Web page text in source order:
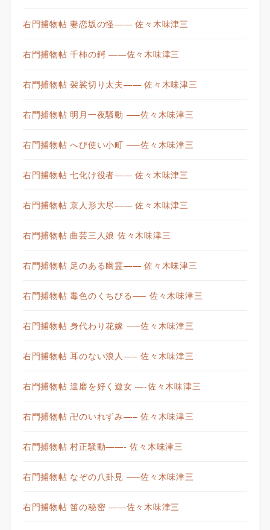
右門捕物帖 妻恋坂の怪—— 佐々木味津三
右門捕物帖 千柿の鍔 ——佐々木味津三
右門捕物帖 袈裟切り太夫—— 佐々木味津三
右門捕物帖 明月一夜騒動 —–佐々木味津三
右門捕物帖 へび使い小町 —–佐々木味津三
右門捕物帖 七化け役者—— 佐々木味津三
右門捕物帖 京人形大尽—— 佐々木味津三
右門捕物帖 曲芸三人娘 佐々木味津三
右門捕物帖 足のある幽霊—— 佐々木味津三
右門捕物帖 毒色のくちびる—– 佐々木味津三
右門捕物帖 身代わり花嫁 —–佐々木味津三
右門捕物帖 耳のない浪人—– 佐々木味津三
右門捕物帖 達磨を好く遊女 —-佐々木味津三
右門捕物帖 卍のいれずみ—– 佐々木味津三
右門捕物帖 村正騒動——- 佐々木味津三
右門捕物帖 なぞの八卦見 —–佐々木味津三
右門捕物帖 笛の秘密 ——佐々木味津三